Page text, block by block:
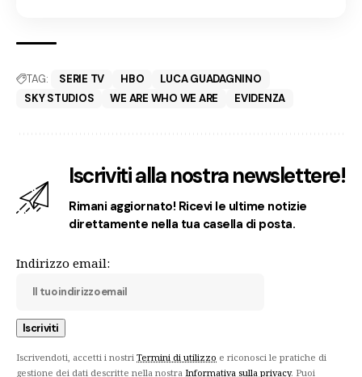
TAG: SERIE TV HBO
LUCA GUADAGNINO
SKY STUDIOS
WE ARE WHO WE ARE EVIDENZA
Iscriviti alla nostra newslettere!
Rimani aggiornato! Ricevi le ultime notizie
direttamente nella tua casella di posta.
Indirizzo email:
Iscrivendoti, accetti i nostri Termini di utilizzo e riconosci le pratiche di
gestione dei dati descritte nella nostra Informativa sulla privacy. Puoi